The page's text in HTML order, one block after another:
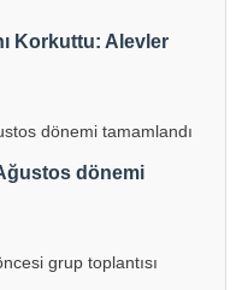
Korkuttu: Alevler
dönemi